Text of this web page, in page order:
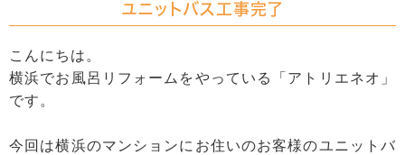
ユニットバス工事完了
こんにちは。
横浜でお風呂リフォームをやっている「アトリエネオ」
です。
今回は横浜のマンションにお住いのお客様のユニットバ